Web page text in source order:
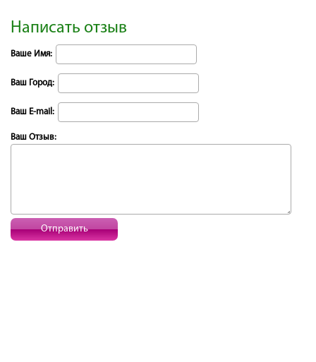
Написать отзыв
Ваше Имя:
Ваш Город:
Ваш E-mail:
Ваш Отзыв:
Отправить